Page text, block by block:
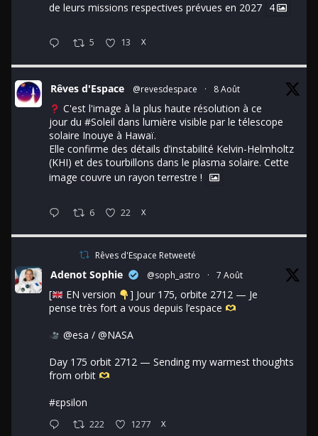
de leurs missions respectives prévues en 2027 4
5 13 X
Rêves d'Espace @revesdespace · 8 Août
C'est l'image à la plus haute résolution à ce
jour du #Soleil dans lumière visible par le télescope
solaire Inouye à Hawaï.
Elle confirme des détails d’instabilité Kelvin-Helmholtz
(KHI) et des tourbillons dans le plasma solaire. Cette
image couvre un rayon terrestre !
6 22 X
Rêves d'Espace Retweeté
Adenot Sophie @soph_astro · 7 Août
[ EN version
] Jour 175, orbite 2712 — Je
pense très fort a vous depuis l’espace
@esa / @NASA
Day 175 orbit 2712 — Sending my warmest thoughts
from orbit
#εpsilon
222 1277 X